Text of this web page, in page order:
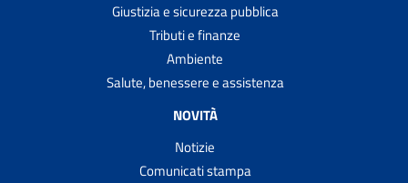
Giustizia e sicurezza pubblica
Tributi e finanze
Ambiente
Salute, benessere e assistenza
NOVITÀ
Notizie
Comunicati stampa